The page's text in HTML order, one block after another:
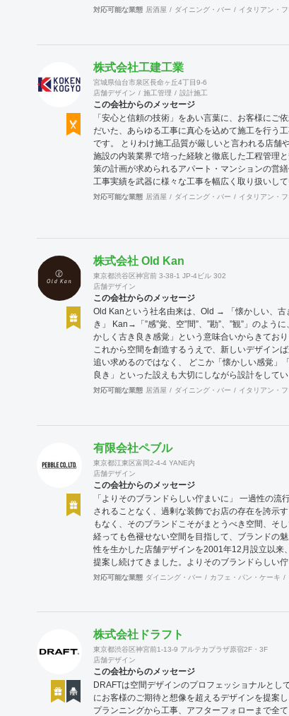
トワークを持ち、英語や中国語に堪能なスタッフ
案件、施工案件、造作物制作など、多様な請負形
が可能で、例えば通常デザイン性とは無縁な特定防
（鉄扉）などにも高いデザイン性を施すことも可能
GRIDFRAME とりかえのきかない空間
https://gridframe.co.jp/ Synes(シネス) 霧のような
かな空間 http://synes.jp/ SOTOCHIKU 時間の
取り込む空間 https://sotochiku.com/
対応可能な業態 居酒屋 ダイニング・バー イタリアン・
株式会社工建工業
宮城県仙台市泉区長命ヶ丘4丁目9-6
店舗デザイン
施工管理 設計施工
この会社からのメッセージ
「安心と信頼の技術」をあい言葉に、お客様にご
だいた、あらゆる工事に真心を込めて施工を行う
です。 とりわけ施工品質が厳しいと言われる店舗
施設の内装業界で培った経験と徹底した工程管理
策の計画が求められるアパート・マンションの営
工事実績を武器に様々な工事を幅広く取り扱いして
とが当社の大きな特徴です。
対応可能な業態 居酒屋 ダイニング・バー イタリアン・
株式会社 Old Kan
東京都渋谷区神宮前 3-38-1 JP-4ビル 302
店舗デザイン
この会社からのメッセージ
Old Kanという社名由来は、Old → 「懐かしい、古
き」 Kan→「”感”覚、空”間”、”勘”、”観”」のよう
かしく古き良き感覚」という意味合いからきており
これから空間を創造するうえで、新しいデザイン
追い求めるのではなく、 どこか「懐かしい感覚」
良き」といった設えも大切にしながら設計をして
い。 そんな思いの下、日々クライアント様、そし
Urata https://old-kan.jp Instagram：
shohei_urata@old-kan.jp 〒150-0001 東京都渋谷区
前 3-38-1 JP-4ビル 302
対応可能な業態 居酒屋 ダイニング・バー イタリアン・
有限会社ペブル
東京都江東区富岡2-4-4 YANE内
店舗デザイン
この会社からのメッセージ
「よりそのブランドらしい佇まいに」 一過性の流
されることなく、過剰な装飾でお店の存在を誇示
もなく、そのブランドこそがまとうべき空間、そ
経っても色褪せない空間を目指して、ブランドの
性を生かした店舗デザインを2001年12月設立以来
提案し続けてきました。よりそのブランドらしい
に。 「必要な箇所に、必要なデザインを」 2012年
ドの出店をバックアップできる体制も整えてきま
要なのか、そこをきちんとアドバイスできる会社で
いと思っています。 業務内容 ・店舗設計（物販店
店／美容室など） ・ブランディング及びディレクシ
業務 ・出店におけるトータルデザイン ・住宅リノ
ョン ・家具及び什器デザイン
対応可能な業態 ダイニング・バー カフェ・パン・ケーキ
株式会社ドラフト
東京都渋谷区神宮前1-13-9 アルテカプラザ原宿2F・3F
店舗デザイン
この会社からのメッセージ
DRAFTは空間デザインのプロフェッショナルとし
にお客様のご期待と想像を超えるデザインを提案
プランニングから工事、アフターフォローまで全